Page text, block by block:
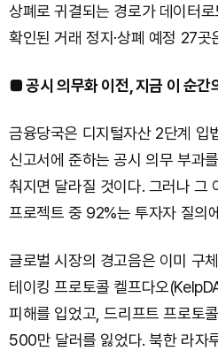
상폐로 귀결되는 경로가 데이터
확인된 거래 정지·상폐 예정 27
■ 공시 의무화 이전, 지금 이 순간
금융당국은 디지털자산 2단계 입
신고서에 준하는 공시 의무 부과
춰지면 달라질 것이다. 그러나 그
프로젝트 중 92%는 투자자 질의
글로벌 시장의 경고음은 이미 구
테이킹 프로토콜 켈프다오
피해를 입었고, 드리프트 프로
500만 달러를 잃었다. 북한 라자